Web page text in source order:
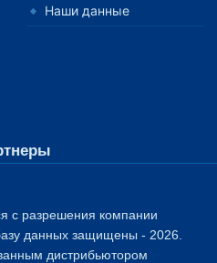
Наши данные
с разрешения компании
данных защищены - 2026.
дистрибьютором